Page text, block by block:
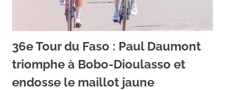
36e Tour du Faso : Paul Daumont
triomphe à Bobo-Dioulasso et
endosse le maillot jaune